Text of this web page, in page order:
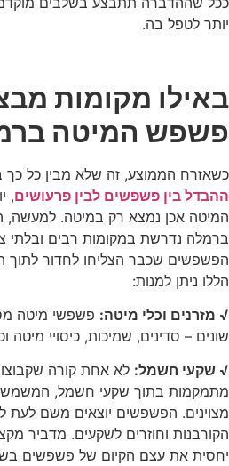
יותר לטפל בה.
באילו מקומות
פשפש המיטה
כשאזרח הממוצע, זה שלא מבין כל כך
ההבדל בין פשפשים לבין פרעושים,
המיטה אכן נמצא רק במיטה.
ברמלה נדרשת במקומות רבים ובלתי
הפשפשים שכבר הצליחו לחדור
הללו ניתן למנות:
√ מזרנים וכלי מיטה: פשפשי מיטה
שונים – סדינים, שמיכות, כיסויי מיטה
√ שקעי חשמל: לא אחת קורה
מתמקמות בתוך שקעי חשמל,
מצוינים. הפשפשים יוצאים משם
הקורבנות וחוזרים לשקעים. מדביר
יחסית את עצם הקיום של פשפשים